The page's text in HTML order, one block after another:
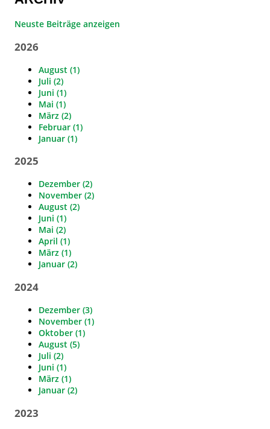
Neuste Beiträge anzeigen
2026
August (1)
Juli (2)
Juni (1)
Mai (1)
März (2)
Februar (1)
Januar (1)
2025
Dezember (2)
November (2)
August (2)
Juni (1)
Mai (2)
April (1)
März (1)
Januar (2)
2024
Dezember (3)
November (1)
Oktober (1)
August (5)
Juli (2)
Juni (1)
März (1)
Januar (2)
2023